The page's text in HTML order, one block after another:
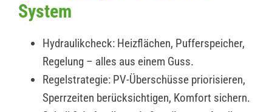
System
Hydraulikcheck: Heizflächen, Pufferspeicher,
Regelung – alles aus einem Guss.
Regelstrategie: PV-Überschüsse priorisieren,
Sperrzeiten berücksichtigen, Komfort sichern.